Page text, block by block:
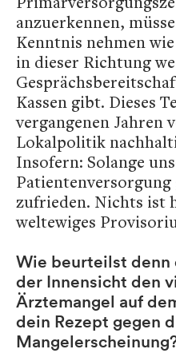
anzuerkennen,
Kenntnis nehmen
in dieser Richtung
Kassen gibt. Dieses
vergangenen Jahren
Lokalpolitik
Insofern: Solange
zufrieden. Nichts ist
weltewiges
Wie beurteilst denn
der Innensicht den
Ärztemangel auf
dein Rezept gegen